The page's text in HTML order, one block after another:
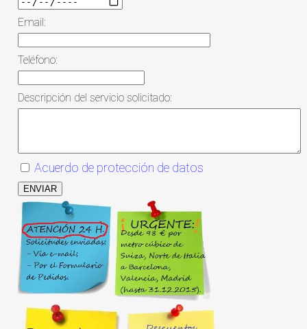
Email:
Teléfono:
Descripción del servicio solicitado:
Acuerdo de protección de datos
ENVIAR